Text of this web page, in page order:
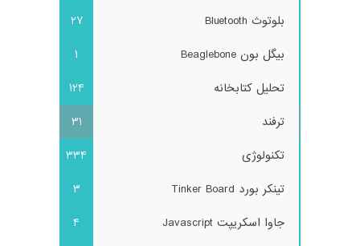
بلوتوث Bluetooth
27
بیگل بون Beaglebone
1
تحلیل کتابخانه
124
ترفند
31
تکنولوژی
334
تینکر بورد Tinker Board
3
جاوا اسکریپت Javascript
4